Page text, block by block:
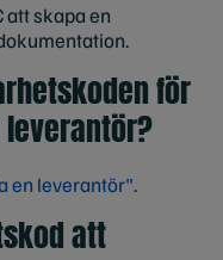
skapa en
för
en leverantör".
att